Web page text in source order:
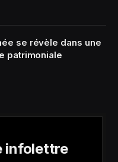
se révèle dans une
patrimoniale
infolettre